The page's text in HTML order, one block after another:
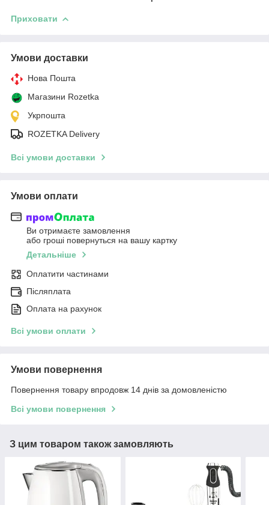
Приховати
Умови доставки
Нова Пошта
Магазини Rozetka
Укрпошта
ROZETKA Delivery
Всі умови доставки
Умови оплати
Ви отримаєте замовлення
або гроші повернуться на вашу картку
Детальніше
Оплатити частинами
Післяплата
Оплата на рахунок
Всі умови оплати
Умови повернення
Повернення товару впродовж 14 днів за домовленістю
Всі умови повернення
З цим товаром також замовляють